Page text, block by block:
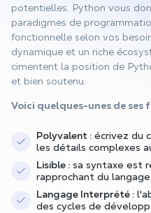
potentielles. Python vous
paradigmes de
fonctionnelle selon vos
dynamique et un riche
cimentent la position de
et bien soutenu.
Voici quelques-unes de ses
Polyvalent : écrivez du
les détails complexes
Lisible : sa syntaxe est
rapprochant du
Langage Interprété :
des cycles de